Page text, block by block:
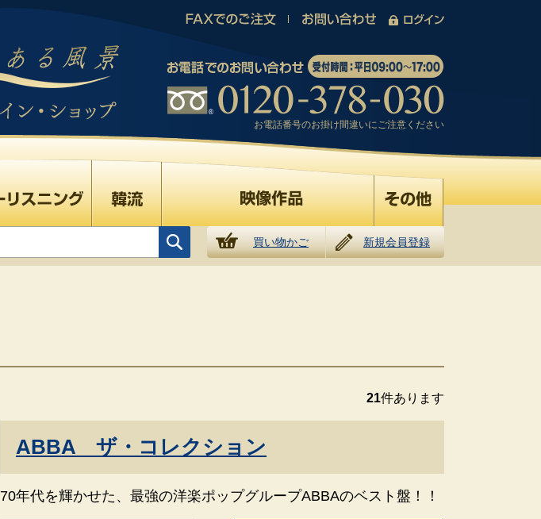
お電話番号のお掛け間違いにご注意ください
買い物かご 新規会員登録
21件あります
ABBA ザ・コレクション
70年代を輝かせた、最強の洋楽ポップグループABBAのベスト盤！！